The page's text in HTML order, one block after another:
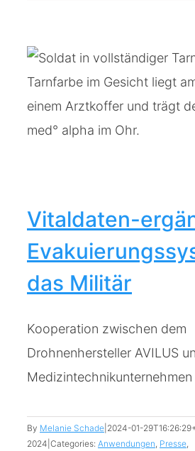
Vitaldaten-
das Militär
Kooperation zwischen dem
Drohnenhersteller AVILUS
Medizintechnikunternehmen
By Melanie Schade 2024-01-
2024 Categories: Anwendungen, Presse,